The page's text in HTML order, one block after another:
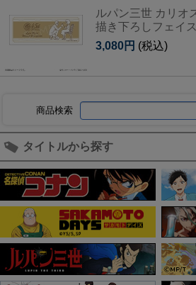
ルパン三世 カリオ
描き下ろしフェイ
3,080円 (税込)
商品検索
タイトルから探す